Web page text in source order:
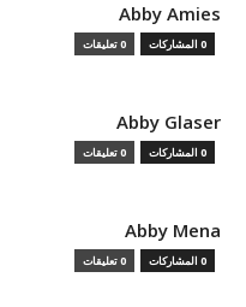
Abby Amies
0 المشاركات 0 تعليقات
Abby Glaser
0 المشاركات 0 تعليقات
Abby Mena
0 المشاركات 0 تعليقات